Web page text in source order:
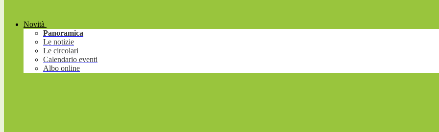
Novità
Panoramica
Le notizie
Le circolari
Calendario eventi
Albo online